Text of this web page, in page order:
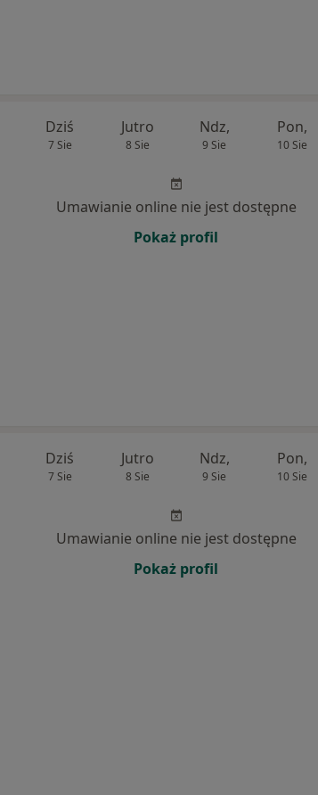
Dziś
7 Sie
Jutro
8 Sie
Ndz,
9 Sie
Pon,
10 Sie
Umawianie online nie jest dostępne
Pokaż profil
Dziś
7 Sie
Jutro
8 Sie
Ndz,
9 Sie
Pon,
10 Sie
Umawianie online nie jest dostępne
Pokaż profil